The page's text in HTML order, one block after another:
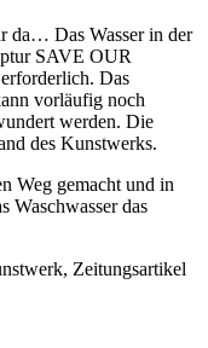
da… Das Wasser in der
SAVE OUR
Das
vorläufig noch
werden. Die
des Kunstwerks.
Weg gemacht und in
Waschwasser das
Zeitungsartikel